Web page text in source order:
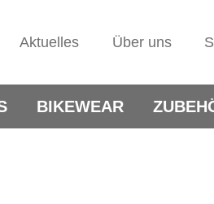
Aktuelles Über uns
BIKEWEAR